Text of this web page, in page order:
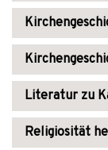
Literatur zu
Religiosität